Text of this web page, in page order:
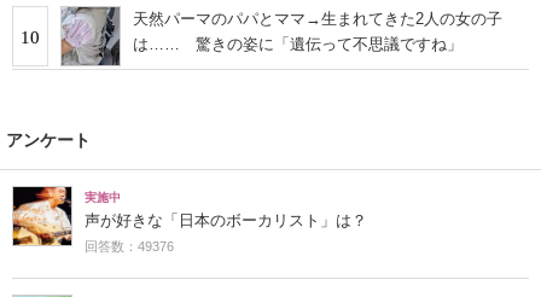
10
天然パーマのパパとママ→生まれてきた2人の女の子
は…… 驚きの姿に「遺伝って不思議ですね」
アンケート
実施中
声が好きな「日本のボーカリスト」は？
回答数：49376